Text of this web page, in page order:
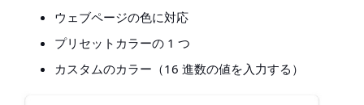
ウェブページの色に対応
プリセットカラーの 1 つ
カスタムのカラー（16 進数の値を入力する）